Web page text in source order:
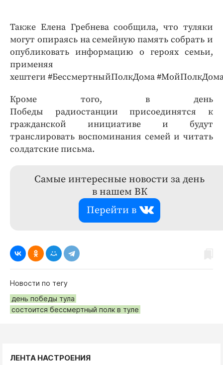
Также Елена Гребнева сообщила, что туляки
могут опираясь на семейную память собрать и
опубликовать информацию о героях семьи,
применяя
хештеги #БессмертныйПолкДома
Кроме того, в день
Победы радиостанции присоединятся к
гражданской инициативе и будут
транслировать воспоминания семей и читать
солдатские письма.
Самые интересные новости за день
в нашем ВК
Перейти в
Новости по тегу
день победы тула
состоится бессмертный полк в туле
ЛЕНТА НАСТРОЕНИЯ